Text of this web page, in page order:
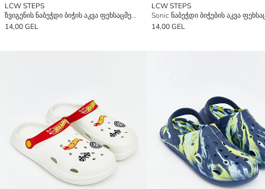
LCW STEPS
ზვიგენის ნაბეჭდი ბიჭის აკვა ფეხსაცმელი
14,00 GEL
LCW STEPS
Sonic ნაბეჭდი ბიჭების აკვა
14,00 GEL